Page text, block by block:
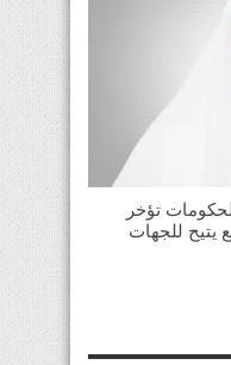
تؤخر
يتيح للجهات